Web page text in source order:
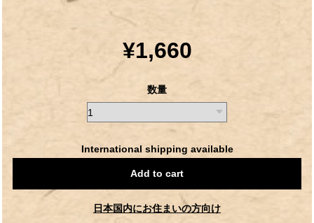
¥1,660
数量
International shipping available
Add to cart
日本国内にお住まいの方向け